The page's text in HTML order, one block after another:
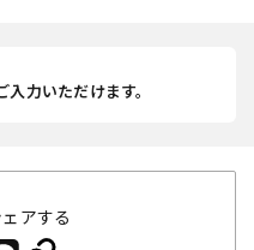
力いただけます。
アする